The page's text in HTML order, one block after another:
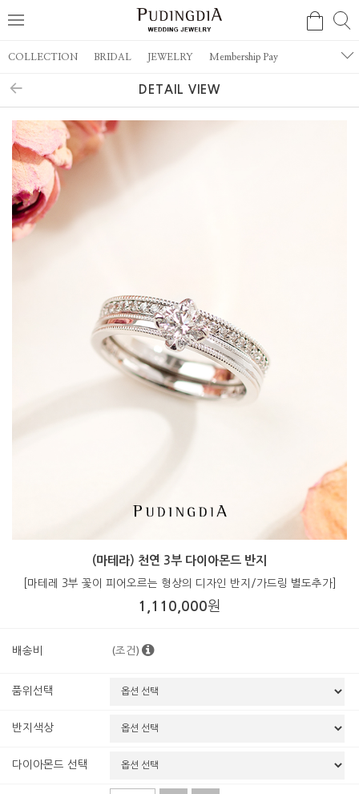
COLLECTION BRIDAL JEWELRY Membership Pay
DETAIL VIEW
(마테라) 천연 3부 다이아몬드 반지
[마테레 3부 꽃이 피어오르는 형상의 디자인 반지/가드링 별도추가]
1,110,000원
배송비 (조건)
품위선택
반지색상
다이아몬드 선택